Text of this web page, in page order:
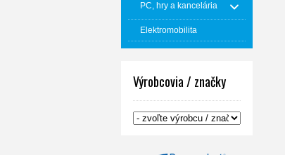
PC, hry a kancelária
Elektromobilita
Výrobcovia / značky